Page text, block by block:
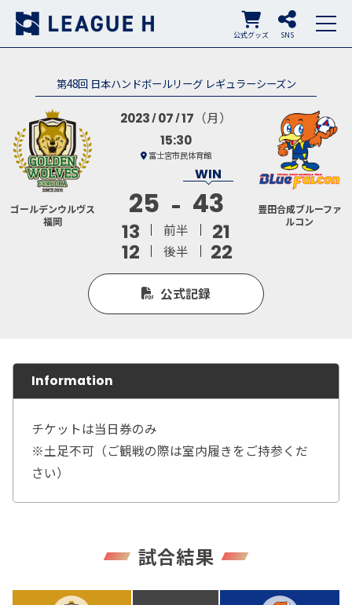
SNS
公式グッズ
第48回 日本ハンドボールリーグ レギュラーシーズン
ゴールデンウルヴス
福岡
2023 07 17 （月）
15:30
富士宮市民体育館
25 43
13 前半
21
12
後半 22
豊田合成ブルーファ
ルコン
公式記録
Information
チケットは当日券のみ
※土足不可（ご観戦の際は室内履きをご持参くだ
さい）
試合結果